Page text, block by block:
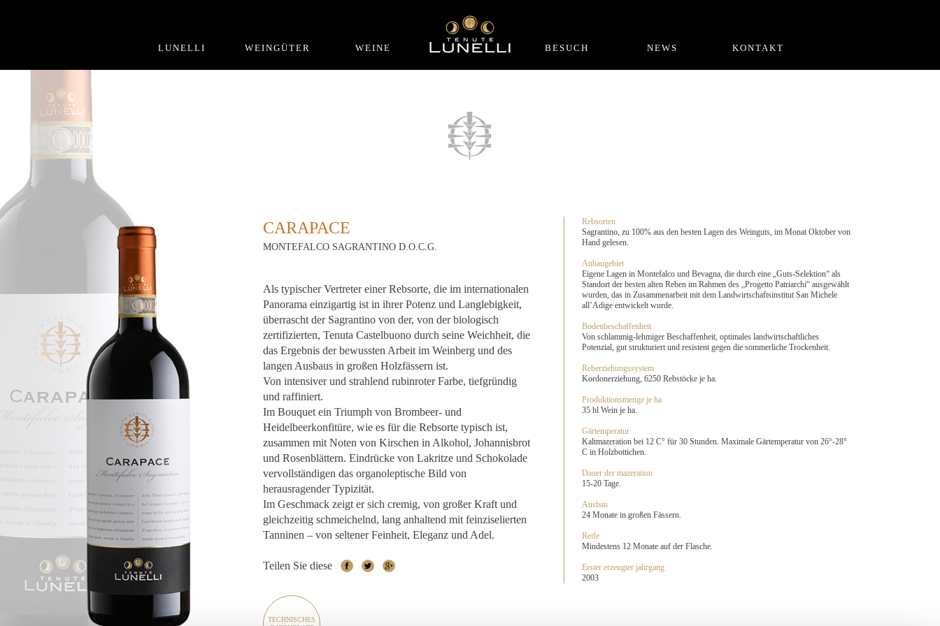
LUNELLI WEINGÜTER WEINE BESUCH NEWS KONTAKT
CARAPACE
MONTEFALCO SAGRANTINO D.O.C.G.
Als typischer Vertreter einer Rebsorte, die im internationalen
Panorama einzigartig ist in ihrer Potenz und Langlebigkeit,
überrascht der Sagrantino von der, von der biologisch
zertifizierten, Tenuta Castelbuono durch seine Weichheit, die
das Ergebnis der bewussten Arbeit im Weinberg und des
langen Ausbaus in großen Holzfässern ist.
Von intensiver und strahlend rubinroter Farbe, tiefgründig
und raffiniert.
Im Bouquet ein Triumph von Brombeer- und
Heidelbeerkonfitüre, wie es für die Rebsorte typisch ist,
zusammen mit Noten von Kirschen in Alkohol, Johannisbrot
und Rosenblättern. Eindrücke von Lakritze und Schokolade
vervollständigen das organoleptische Bild von
herausragender Typizität.
Im Geschmack zeigt er sich cremig, von großer Kraft und
gleichzeitig schmeichelnd, lang anhaltend mit feinziselierten
Tanninen – von seltener Feinheit, Eleganz und Adel.
Teilen Sie diese
TECHNISCHES
Rebsorten
Sagrantino, zu 100% aus den besten Lagen des Weinguts, im Monat Oktober von
Hand gelesen.
Anbaugebiet
Eigene Lagen in Montefalco und Bevagna, die durch eine „Guts-Selektion“ als
Standort der besten alten Reben im Rahmen des „Progetto Patriarchi“ ausgewählt
wurden, das in Zusammenarbeit mit dem Landwirtschaftsinstitut San Michele
all’Adige entwickelt wurde.
Bodenbeschaffenheit
Von schlammig-lehmiger Beschaffenheit, optimales landwirtschaftliches
Potenzial, gut strukturiert und resistent gegen die sommerliche Trockenheit.
Reberziehungssystem
Kordonerziehung, 6250 Rebstöcke je ha.
Produktionsmenge je ha
35 hl Wein je ha.
Gärtemperatur
Kaltmazeration bei 12 C° für 30 Stunden. Maximale Gärtemperatur von 26°-28°
C in Holzbottichen.
Dauer der mazeration
15-20 Tage.
Ausbau
24 Monate in großen Fässern.
Reife
Mindestens 12 Monate auf der Flasche.
Erster erzeugter jahrgang
2003